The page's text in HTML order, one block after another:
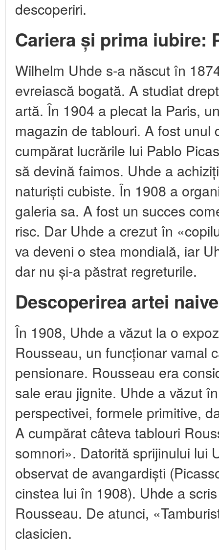
descoperiri.
Cariera și prima iubire:
Wilhelm Uhde s-a născut în
evreiască bogată. A studiat
artă. În 1904 a plecat la Paris,
magazin de tablouri. A fost unul
cumpărat lucrările lui Pablo
să devină faimos. Uhde a
naturiști cubiste. În 1908 a
galeria sa. A fost un succes
risc. Dar Uhde a crezut în
va deveni o stea mondială, iar
dar nu și-a păstrat regreturile.
Descoperirea artei
În 1908, Uhde a văzut la o
Rousseau, un funcționar vamal
pensionare. Rousseau era
sale erau jignite. Uhde a văzut
perspectivei, formele primitive,
A cumpărat câteva tablouri
somnori». Datorită sprijinului lui
observat de avangardiști
cinstea lui în 1908). Uhde a
Rousseau. De atunci,
clasicien.